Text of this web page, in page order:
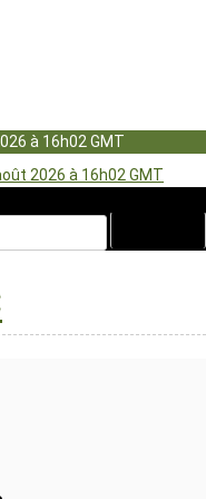
2026 à 16h02 GMT
à 16h02 GMT